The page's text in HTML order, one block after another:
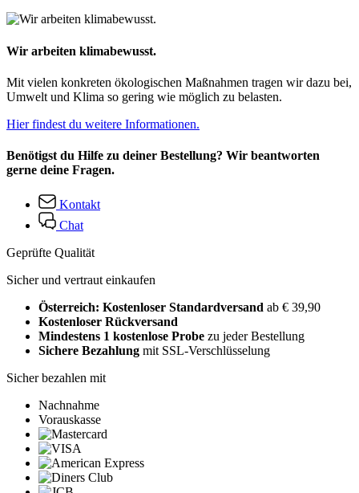
Wir arbeiten klimabewusst.
Mit vielen konkreten ökologischen Maßnahmen tragen wir dazu bei,
Umwelt und Klima so gering wie möglich zu belasten.
Hier findest du weitere Informationen.
Benötigst du Hilfe zu deiner Bestellung? Wir beantworten
gerne deine Fragen.
Kontakt
Chat
Geprüfte Qualität
Sicher und vertraut einkaufen
Österreich: Kostenloser Standardversand ab € 39,90
Kostenloser Rückversand
Mindestens 1 kostenlose Probe zu jeder Bestellung
Sichere Bezahlung mit SSL-Verschlüsselung
Sicher bezahlen mit
Nachnahme
Vorauskasse